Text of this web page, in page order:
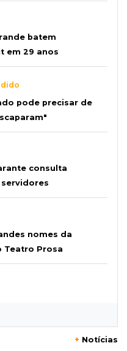
batem
em 29 anos
pode precisar de
consulta
nomes da
Teatro Prosa
+ Notícias